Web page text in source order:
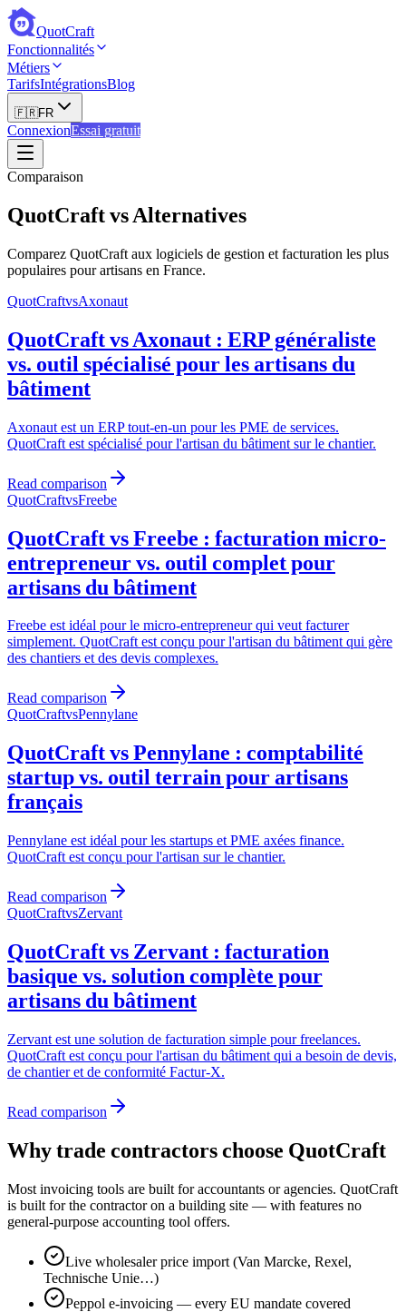
QuotCraft
Fonctionnalités
Métiers
TarifsIntégrationsBlog
🇫🇷FR
ConnexionEssai gratuit
Comparaison
QuotCraft vs Alternatives
Comparez QuotCraft aux logiciels de gestion et facturation les plus
populaires pour artisans en France.
QuotCraftvsAxonaut
QuotCraft vs Axonaut : ERP généraliste
vs. outil spécialisé pour les artisans du
bâtiment
Axonaut est un ERP tout-en-un pour les PME de services.
QuotCraft est spécialisé pour l'artisan du bâtiment sur le chantier.
Read comparison
QuotCraftvsFreebe
QuotCraft vs Freebe : facturation micro-
entrepreneur vs. outil complet pour
artisans du bâtiment
Freebe est idéal pour le micro-entrepreneur qui veut facturer
simplement. QuotCraft est conçu pour l'artisan du bâtiment qui gère
des chantiers et des devis complexes.
Read comparison
QuotCraftvsPennylane
QuotCraft vs Pennylane : comptabilité
startup vs. outil terrain pour artisans
français
Pennylane est idéal pour les startups et PME axées finance.
QuotCraft est conçu pour l'artisan sur le chantier.
Read comparison
QuotCraftvsZervant
QuotCraft vs Zervant : facturation
basique vs. solution complète pour
artisans du bâtiment
Zervant est une solution de facturation simple pour freelances.
QuotCraft est conçu pour l'artisan du bâtiment qui a besoin de devis,
de chantier et de conformité Factur-X.
Read comparison
Why trade contractors choose QuotCraft
Most invoicing tools are built for accountants or agencies. QuotCraft
is built for the contractor on a building site — with features no
general-purpose accounting tool offers.
Live wholesaler price import (Van Marcke, Rexel,
Technische Unie…)
Peppol e-invoicing — every EU mandate covered